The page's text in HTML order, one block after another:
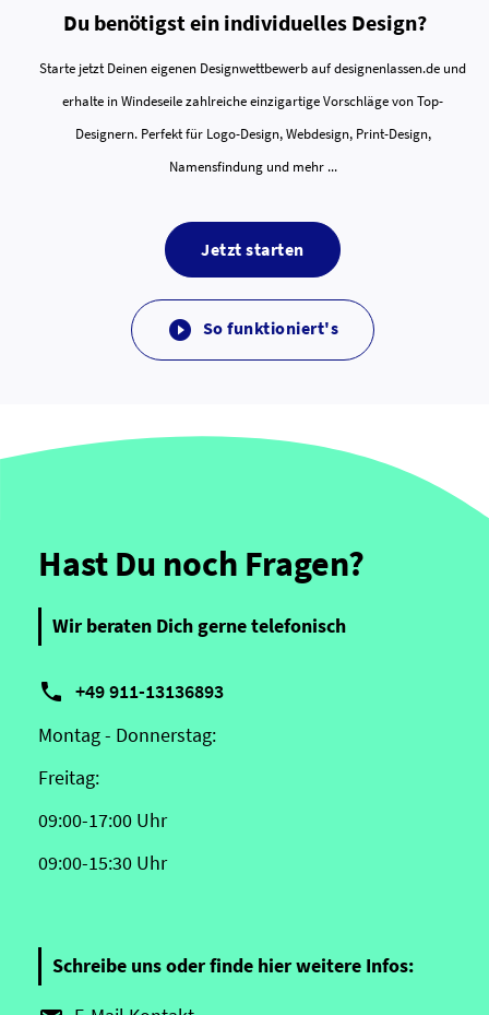
Du benötigst ein individuelles Design?
Starte jetzt Deinen eigenen Designwettbewerb auf designenlassen.de und
erhalte in Windeseile zahlreiche einzigartige Vorschläge von Top-
Designern. Perfekt für Logo-Design, Webdesign, Print-Design,
Namensfindung und mehr ...
Jetzt starten
 So funktioniert's
Hast Du noch Fragen?
Wir beraten Dich gerne telefonisch
 +49 911-13136893
Montag - Donnerstag:
Freitag:
09:00-17:00 Uhr
09:00-15:30 Uhr
Schreibe uns oder finde hier weitere Infos: